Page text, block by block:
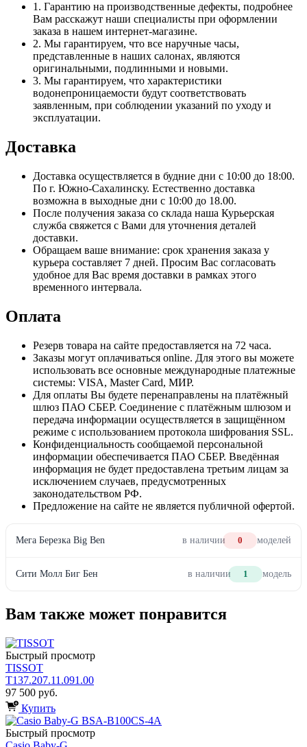
1. Гарантию на производственные дефекты, подробнее
Вам расскажут наши специалисты при оформлении
заказа в нашем интернет-магазине.
2. Мы гарантируем, что все наручные часы,
представленные в наших салонах, являются
оригинальными, подлинными и новыми.
3. Мы гарантируем, что характеристики
водонепроницаемости будут соответствовать
заявленным, при соблюдении указаний по уходу и
эксплуатации.
Доставка
Доставка осуществляется в будние дни с 10:00 до 18:00.
По г. Южно-Сахалинску. Естественно доставка
возможна в выходные дни с 10:00 до 18.00.
После получения заказа со склада наша Курьерская
служба свяжется с Вами для уточнения деталей
доставки.
Обращаем ваше внимание: срок хранения заказа у
курьера составляет 7 дней. Просим Вас согласовать
удобное для Вас время доставки в рамках этого
временного интервала.
Оплата
Резерв товара на сайте предоставляется на 72 часа.
Заказы могут оплачиваться online. Для этого вы можете
использовать все основные международные платежные
системы: VISA, Master Card, МИР.
Для оплаты Вы будете перенаправлены на платёжный
шлюз ПАО СБЕР. Соединение с платёжным шлюзом и
передача информации осуществляется в защищённом
режиме с использованием протокола шифрования SSL.
Конфиденциальность сообщаемой персональной
информации обеспечивается ПАО СБЕР. Введённая
информация не будет предоставлена третьим лицам за
исключением случаев, предусмотренных
законодательством РФ.
Предложение на сайте не является публичной офертой.
Мега Березка Big Ben в наличии 0 моделей
Сити Молл Биг Бен в наличии 1 модель
Вам также может понравится
Быстрый просмотр
TISSOT
T137.207.11.091.00
97 500 руб.
Купить
Быстрый просмотр